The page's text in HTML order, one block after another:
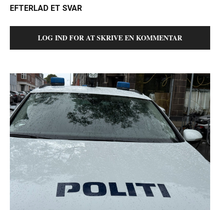
EFTERLAD ET SVAR
LOG IND FOR AT SKRIVE EN KOMMENTAR